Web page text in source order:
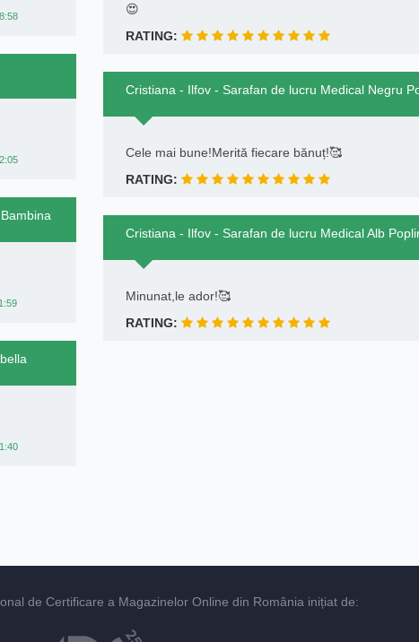
😍
RATING:
Cristiana - Ilfov - Sarafan de lucru Medical Negru
Cele mai bune!Merită fiecare bănuț!🥰
RATING:
Cristiana - Ilfov - Sarafan de lucru Medical Alb
Minunat,le ador!🥰
RATING:
de Certificare a Magazinelor Online din România inițiat de: